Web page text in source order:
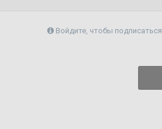
Войдите, чтобы подписаться